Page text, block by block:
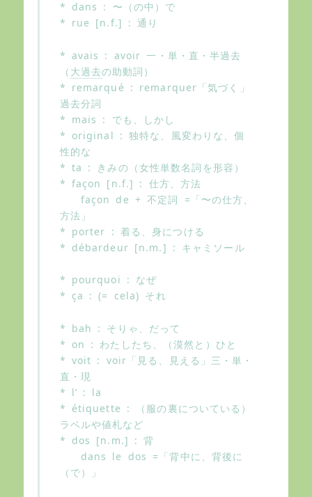
* dans : 〜（の中）で
* rue [n.f.] : 通り
* avais : avoir 一・単・直・半過去
（ 大過去の助動詞）
* remarqué : remarquer「気づく」
過去分詞
* mais : でも、しかし
* original : 独特な、風変わりな、個
性的な
* ta : きみの（女性単数名詞を形容）
* façon [n.f.] : 仕方、方法
façon de + 不定詞 =「〜の仕方、
方法」
* porter : 着る、身につける
* débardeur [n.m.] : キャミソール
* pourquoi : なぜ
* ça : (= cela) それ
* bah : そりゃ、だって
* on : わたしたち、（漠然と）ひと
* voit : voir「見る、見える」三・単・
直・現
* l’ : la
* étiquette : （服の裏についている）
ラベルや値札など
* dos [n.m.] : 背
dans le dos =「背中に、背後に
（で）」